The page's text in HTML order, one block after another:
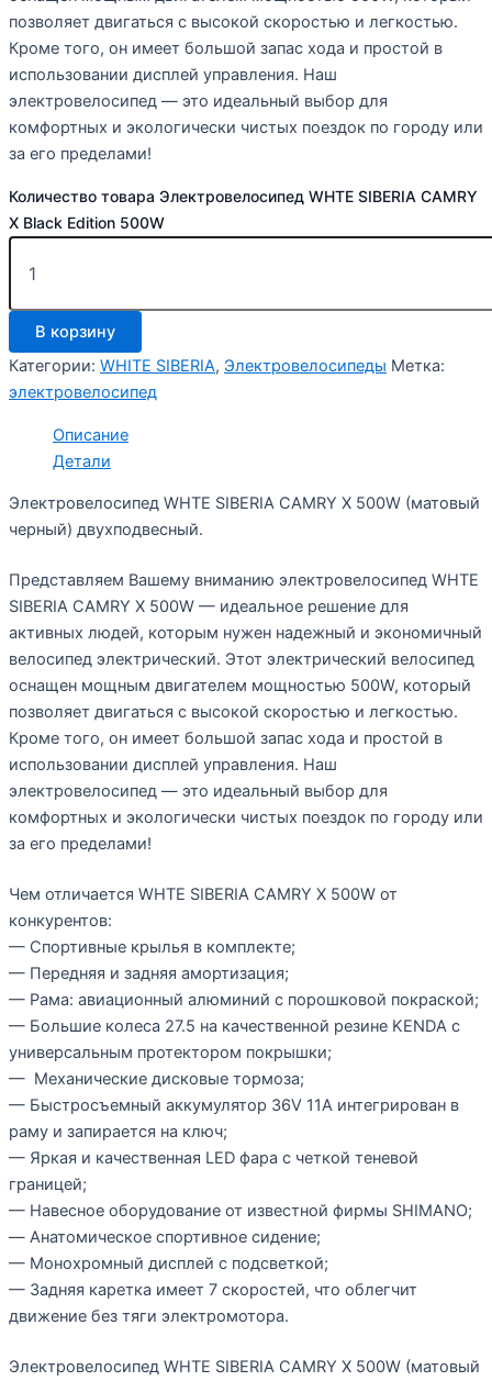
позволяет двигаться с высокой скоростью и легкостью.
Кроме того, он имеет большой запас хода и простой в
использовании дисплей управления. Наш
электровелосипед — это идеальный выбор для
комфортных и экологически чистых поездок по городу или
за его пределами!
Количество товара Электровелосипед WHTE SIBERIA CAMRY
X Black Edition 500W
В корзину
Категории: WHITE SIBERIA, Электровелосипеды Метка:
электровелосипед
Описание
Детали
Электровелосипед WHTE SIBERIA CAMRY X 500W (матовый
черный) двухподвесный.
Представляем Вашему вниманию электровелосипед WHTE
SIBERIA CAMRY X 500W — идеальное решение для
активных людей, которым нужен надежный и экономичный
велосипед электрический. Этот электрический велосипед
оснащен мощным двигателем мощностью 500W, который
позволяет двигаться с высокой скоростью и легкостью.
Кроме того, он имеет большой запас хода и простой в
использовании дисплей управления. Наш
электровелосипед — это идеальный выбор для
комфортных и экологически чистых поездок по городу или
за его пределами!
Чем отличается WHTE SIBERIA CAMRY X 500W от
конкурентов:
— Спортивные крылья в комплекте;
— Передняя и задняя амортизация;
— Рама: авиационный алюминий с порошковой покраской;
— Большие колеса 27.5 на качественной резине KENDA с
универсальным протектором покрышки;
— Механические дисковые тормоза;
— Быстросъемный аккумулятор 36V 11A интегрирован в
раму и запирается на ключ;
— Яркая и качественная LED фара с четкой теневой
границей;
— Навесное оборудование от известной фирмы SHIMANO;
— Анатомическое спортивное сидение;
— Монохромный дисплей с подсветкой;
— Задняя каретка имеет 7 скоростей, что облегчит
движение без тяги электромотора.
Электровелосипед WHTE SIBERIA CAMRY X 500W (матовый